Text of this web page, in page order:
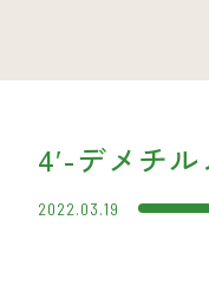
4′-デメチ
2022.03.19